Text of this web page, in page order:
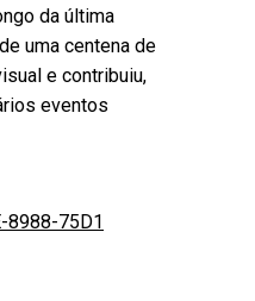
da última
uma centena de
e contribuiu,
eventos
8988-75D1